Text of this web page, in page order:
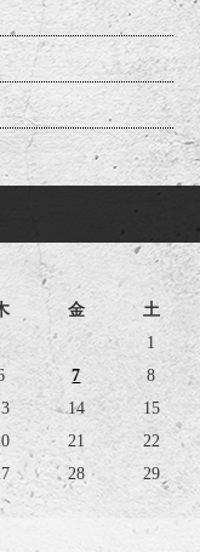
金 土
1
7
8
14
15
21
22
28
29